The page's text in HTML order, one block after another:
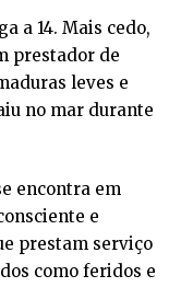
a 14. Mais cedo,
prestador de
leves e
no mar durante
encontra em
e
prestam serviço
como feridos e